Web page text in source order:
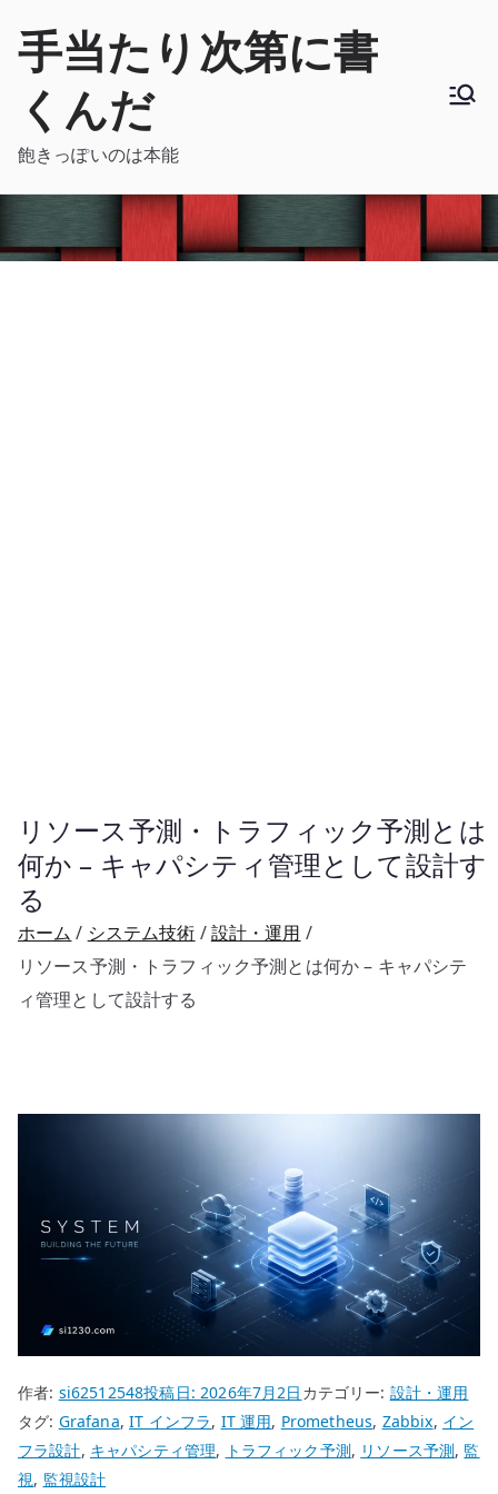
手当たり次第に書
くんだ
飽きっぽいのは本能
リソース予測・トラフィック予測とは
何か – キャパシティ管理として設計す
る
ホーム システム技術
設計・運用
リソース予測・トラフィック予測とは何か – キャパシテ
ィ管理として設計する
作者: si62512548投稿日:2026年7月2日 カテゴリー: 設計・運用
タグ: Grafana,IT インフラ, IT 運用, Prometheus, Zabbix, イン
フラ設計, キャパシティ管理, トラフィック予測, リソース予測, 監
視, 監視設計